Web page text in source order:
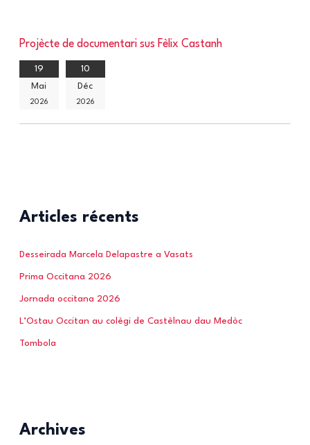
Projècte de documentari sus Fèlix Castanh
19
Mai
2026
10
Déc
2026
Articles récents
Desseirada Marcela Delapastre a Vasats
Prima Occitana 2026
Jornada occitana 2026
L’Ostau Occitan au colègi de Castèlnau dau Medòc
Tombola
Archives